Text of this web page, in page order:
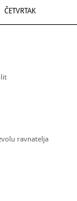
ČETVRTAK
ravnatelja